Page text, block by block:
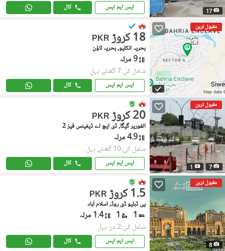
17 ایس ایم ایس کال
مقبول ترین
PKR 18 کروڑ
بحریہ انکلیو, بحریہ ٹاؤن
9 مرلہ
شامل کی:7 گھنٹے پہل
ایس ایم ایس کال
مقبول ترین
7
1
PKR 20 کروڑ
الغوریر گیگا, ڈی ایچ اے ڈیفینس فیز 2
4.9 مرلہ
شامل کی:10 گھنٹے پہل
ایس ایم ایس کال
مقبول ترین
8
PKR 1.5 کروڑ
پی ڈبلیو ڈی روڈ, اسلام آباد
1
1 1.4 مرلہ
شامل کی:2 دن پہل
ایس ایم ایس کال